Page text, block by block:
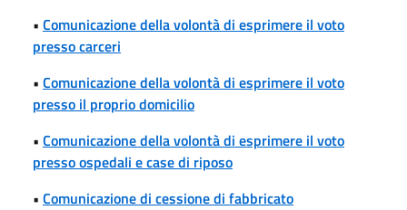
• Comunicazione della volontà di esprimere il voto
presso carceri
• Comunicazione della volontà di esprimere il voto
presso il proprio domicilio
• Comunicazione della volontà di esprimere il voto
presso ospedali e case di riposo
• Comunicazione di cessione di fabbricato